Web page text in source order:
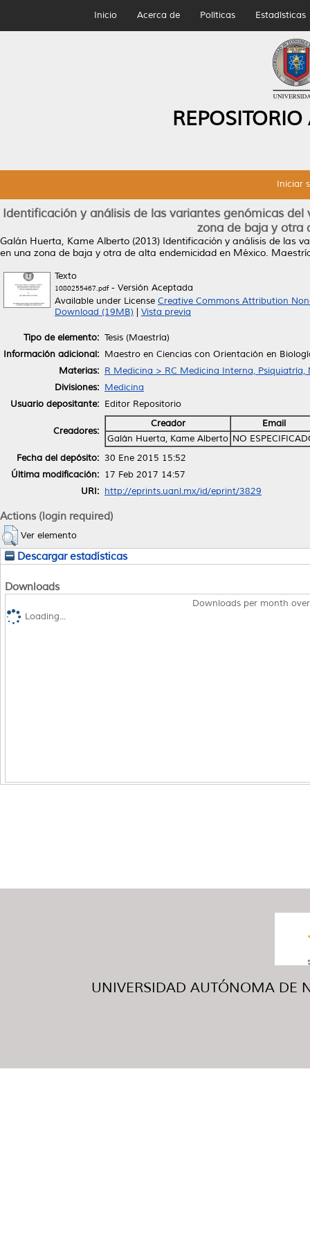
Inicio Acerca de Políticas Estadísticas
Iniciar
Identificación y análisis de las variantes genómicas
zona de baja y otra
Galán Huerta, Kame Alberto (2013) Identificación y análisis de las
en una zona de baja y otra de alta endemicidad en México.
Texto
1080255467.pdf- Versión Aceptada
Available under License Creative Commons Attribution
Download (19MB)
Vista previa
Tipo de elemento: Tesis (Maestría)
Información adicional: Maestro en Ciencias con Orientación en
Materias: R Medicina > RC Medicina Interna, Psiquiatría,
Divisiones: Medicina
Usuario depositante: Editor Repositorio
Creadores:
Creador
Email
Galán Huerta, Kame Alberto NO
Fecha del depósito: 30 Ene 2015 15:52
Última modificación: 17 Feb 2017 14:57
URI: http://eprints.uanl.mx/id/eprint/3829
Actions (login required)
Ver elemento
Descargar estadísticas
Downloads
Downloads per month
Loading...
UNIVERSIDAD AUTÓNOMA DE